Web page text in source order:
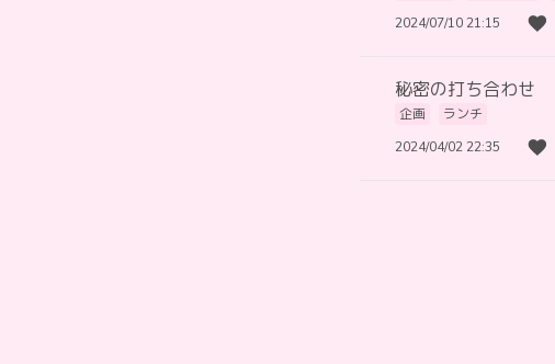
2024/07/10 21:15
秘密の打ち合わせ
企画
ランチ
2024/04/02 22:35